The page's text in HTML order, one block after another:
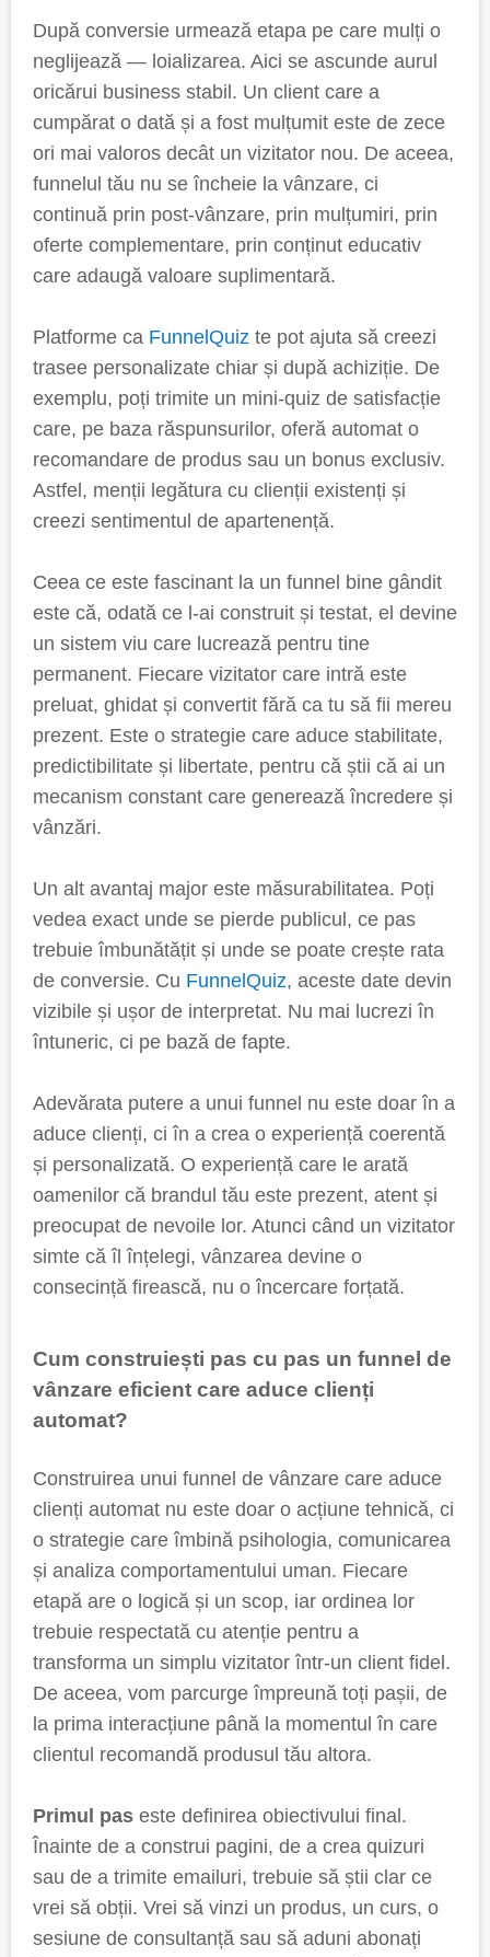
După conversie urmează etapa pe care mulți o
neglijează — loializarea. Aici se ascunde aurul
oricărui business stabil. Un client care a
cumpărat o dată și a fost mulțumit este de zece
ori mai valoros decât un vizitator nou. De aceea,
funnelul tău nu se încheie la vânzare, ci
continuă prin post-vânzare, prin mulțumiri, prin
oferte complementare, prin conținut educativ
care adaugă valoare suplimentară.
Platforme ca FunnelQuiz te pot ajuta să creezi
trasee personalizate chiar și după achiziție. De
exemplu, poți trimite un mini-quiz de satisfacție
care, pe baza răspunsurilor, oferă automat o
recomandare de produs sau un bonus exclusiv.
Astfel, menții legătura cu clienții existenți și
creezi sentimentul de apartenență.
Ceea ce este fascinant la un funnel bine gândit
este că, odată ce l-ai construit și testat, el devine
un sistem viu care lucrează pentru tine
permanent. Fiecare vizitator care intră este
preluat, ghidat și convertit fără ca tu să fii mereu
prezent. Este o strategie care aduce stabilitate,
predictibilitate și libertate, pentru că știi că ai un
mecanism constant care generează încredere și
vânzări.
Un alt avantaj major este măsurabilitatea. Poți
vedea exact unde se pierde publicul, ce pas
trebuie îmbunătățit și unde se poate crește rata
de conversie. Cu FunnelQuiz, aceste date devin
vizibile și ușor de interpretat. Nu mai lucrezi în
întuneric, ci pe bază de fapte.
Adevărata putere a unui funnel nu este doar în a
aduce clienți, ci în a crea o experiență coerentă
și personalizată. O experiență care le arată
oamenilor că brandul tău este prezent, atent și
preocupat de nevoile lor. Atunci când un vizitator
simte că îl înțelegi, vânzarea devine o
consecință firească, nu o încercare forțată.
Cum construiești pas cu pas un funnel de
vânzare eficient care aduce clienți
automat?
Construirea unui funnel de vânzare care aduce
clienți automat nu este doar o acțiune tehnică, ci
o strategie care îmbină psihologia, comunicarea
și analiza comportamentului uman. Fiecare
etapă are o logică și un scop, iar ordinea lor
trebuie respectată cu atenție pentru a
transforma un simplu vizitator într-un client fidel.
De aceea, vom parcurge împreună toți pașii, de
la prima interacțiune până la momentul în care
clientul recomandă produsul tău altora.
Primul pas este definirea obiectivului final.
Înainte de a construi pagini, de a crea quizuri
sau de a trimite emailuri, trebuie să știi clar ce
vrei să obții. Vrei să vinzi un produs, un curs, o
sesiune de consultanță sau să aduni abonați